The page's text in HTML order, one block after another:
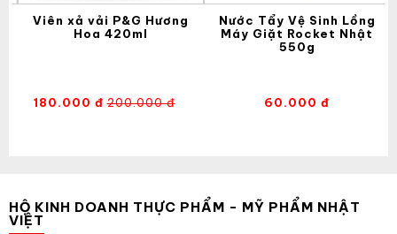
Viên xả vải P&G Hương
Hoa 420ml
180.000 đ 200.000 đ
Nước Tẩy Vệ Sinh Lồng
Máy Giặt Rocket Nhật
550g
60.000 đ
HỘ KINH DOANH THỰC PHẨM - MỸ PHẨM NHẬT
VIỆT